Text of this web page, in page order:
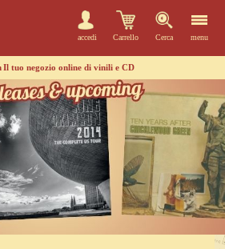
accedi Carrello Cerca menu
Il tuo negozio online di vinili e CD